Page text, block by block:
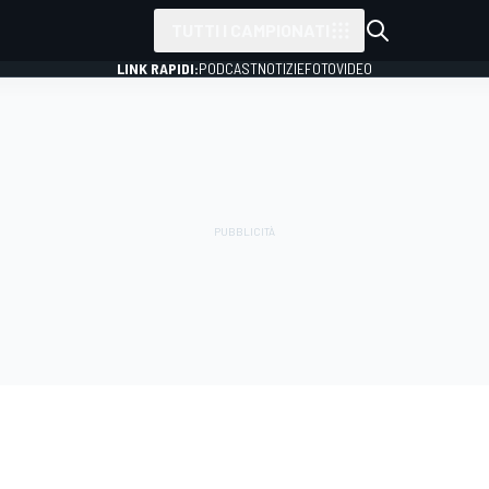
LINK RAPIDI:PODCASTNOTIZIEFOTOVIDEO